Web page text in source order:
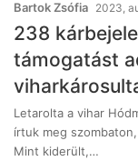
Bartok Zsófia 2023,
238
támogatást
Letarolta a vihar
írtuk meg
Mint kiderült,…